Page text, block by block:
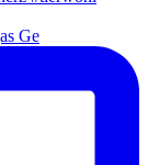
Ge